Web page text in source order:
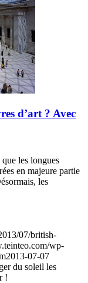
d’art ? Avec
les longues
en majeure partie
les
07/british-
wp-
2013-07-07
du soleil les
!